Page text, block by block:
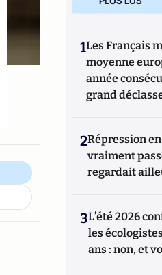
1Les Français
moyenne
année
grand
2Répression
vraiment
regardait
3L’été 2026
les
ans : non, et